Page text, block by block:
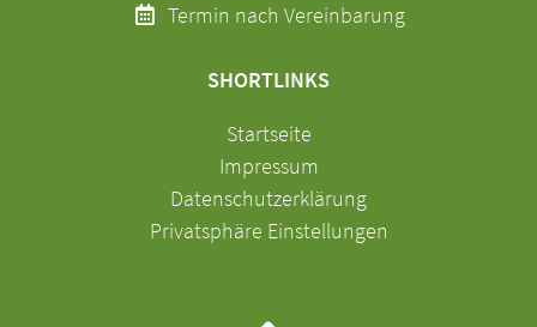
Termin nach Vereinbarung
SHORTLINKS
Navigation
überspringen
Startseite
Impressum
Datenschutzerklärung
Privatsphäre Einstellungen